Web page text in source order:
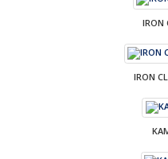
IRON
IRON